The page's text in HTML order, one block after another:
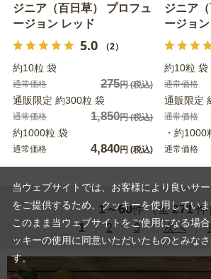
ジニア（百日草） プロフュ
ージョン レッド
5.0 （2）
約10粒 袋
通常価格 275円(税込)
通販限定 約300粒 袋
通常価格 1,850円(税込)
約1000粒 袋
通常価格 4,840円 (税込)
ジニア
ージョ
約10粒 袋
通常価格
通販限定
通常価格
・約1000
通常価格
1～60件 （全 271件
1
2 3 次へ
当ウェブサイトでは、お客様により良いサ
をご提供するため、クッキーを使用していま
このまま当ウェブサイトをご使用になる場
ッキーの使用に同意いただいたものとみなさ
す。